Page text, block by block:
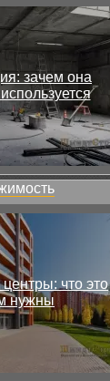
зачем она
что это
нужны